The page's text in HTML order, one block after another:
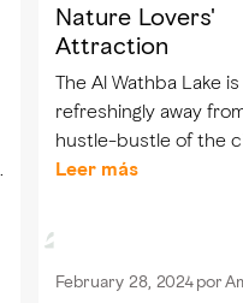
Nature Lovers'
Attraction
The Al Wathba Lake is
refreshingly away
hustle-bustle of the
Abu Dhabi. Be
road, to...
Leer más
February 28, 2024por